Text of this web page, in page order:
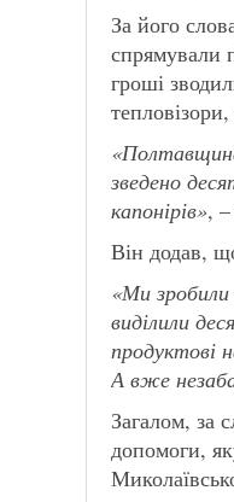
За його
спрямували
гроші
зведено
капонірів»,
Він додав,
«Ми зробили
виділили
продуктові
А вже
Загалом, за
допомоги,